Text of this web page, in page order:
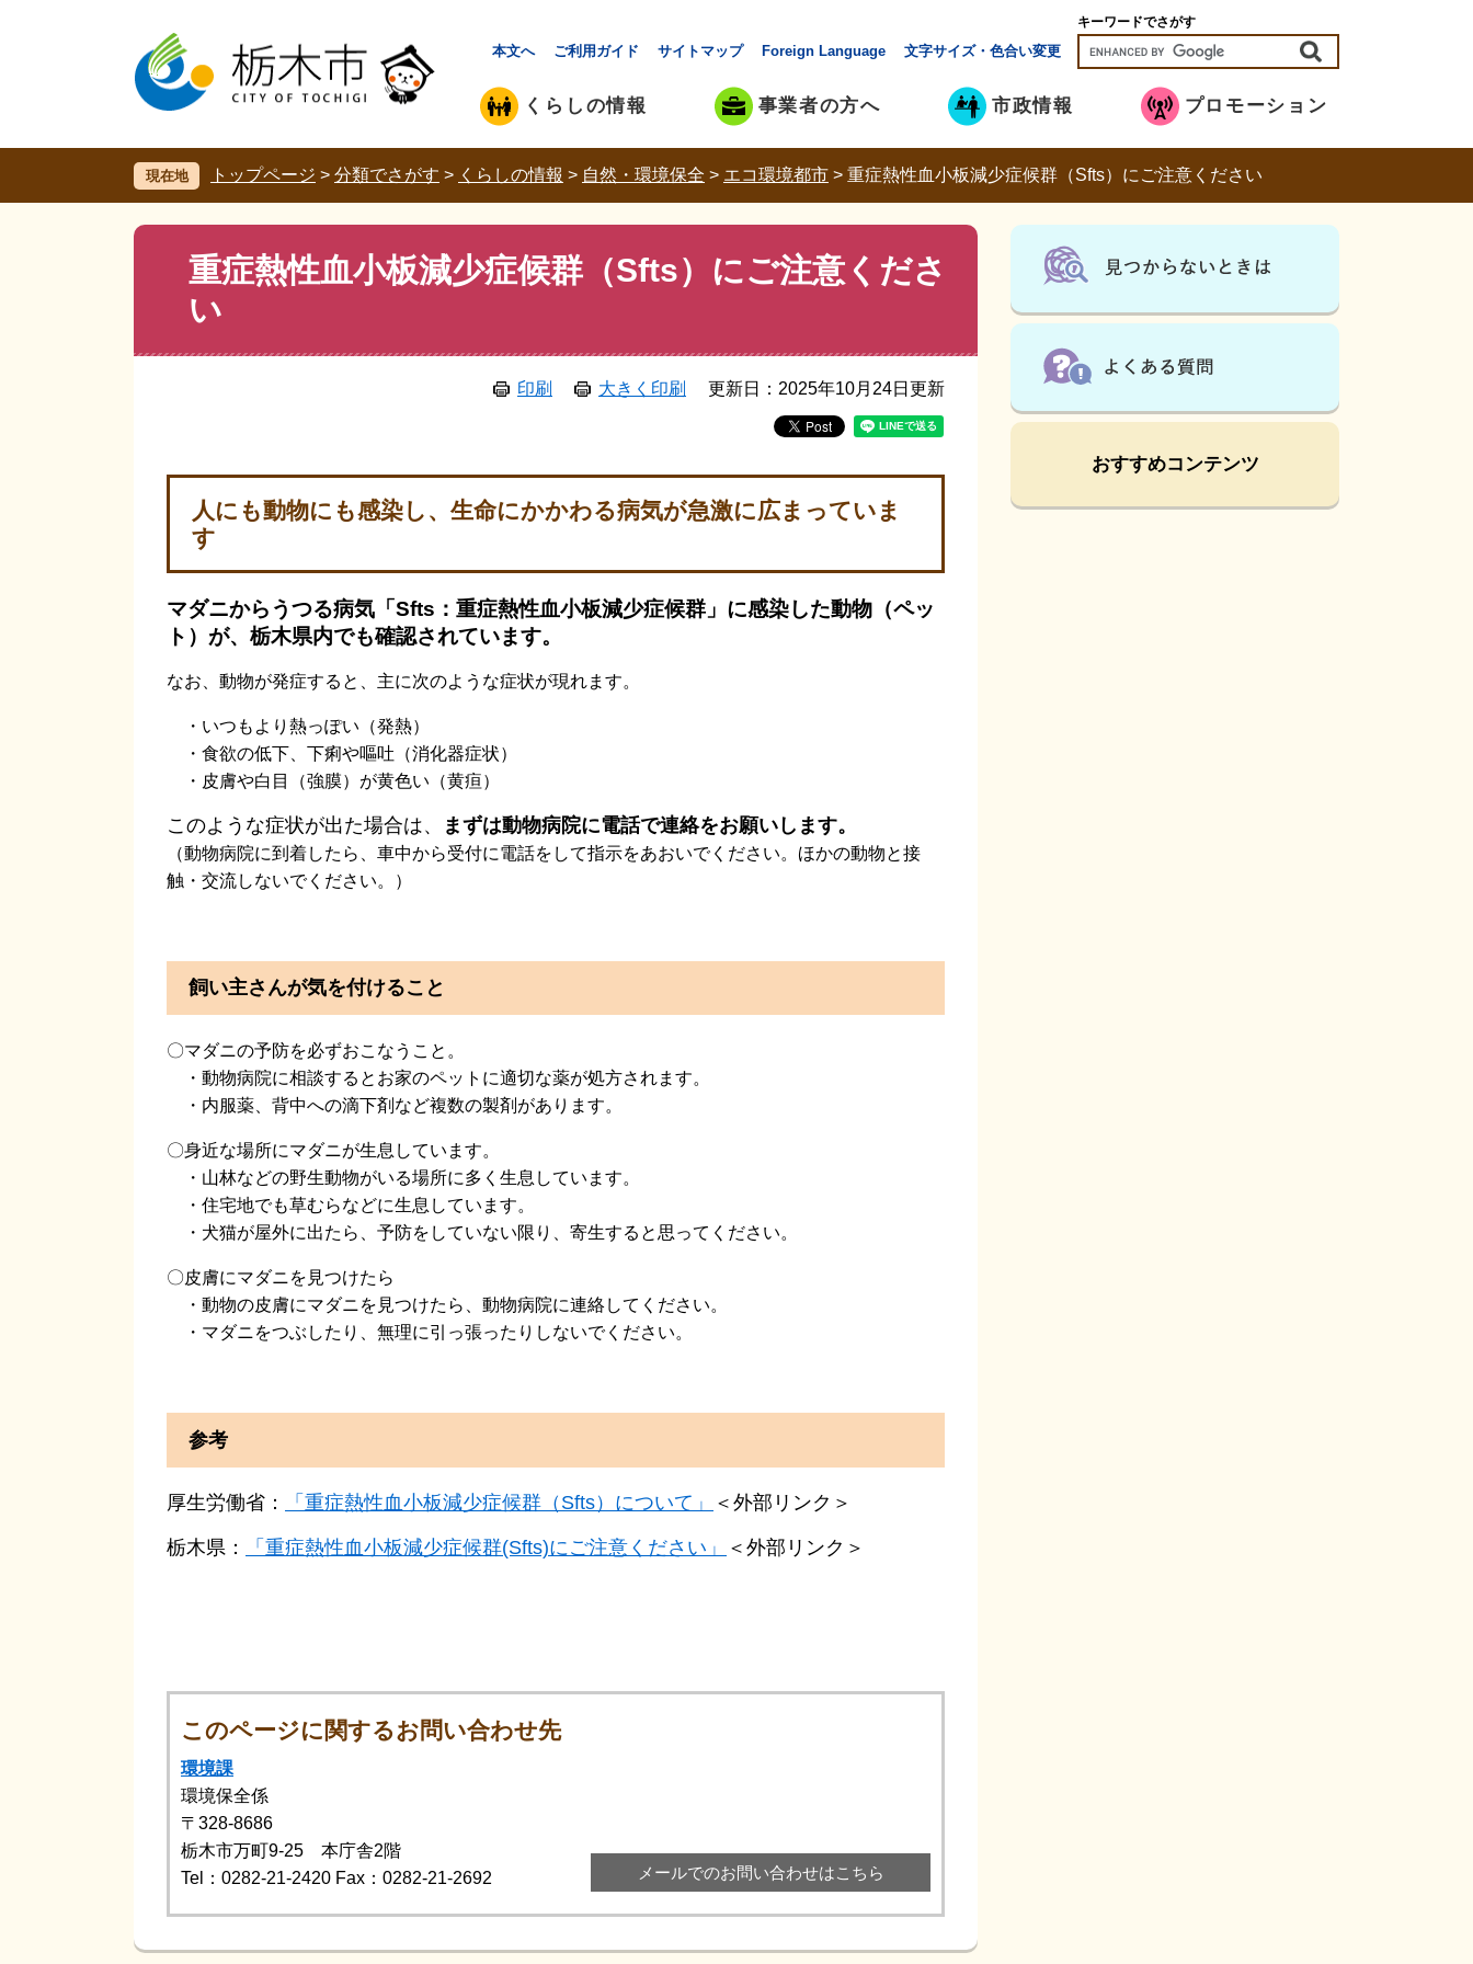
で
ば
本文へ ご利用ガイド サイトマップ Foreign Language 文字サイズ・色合い変更
キーワードでさがす
くらしの情報 事業者の方へ 市政情報 プロモーション
現在地 トップページ > 分類でさがす > くらしの情報 > 自然・環境保全 > エコ環境都市 > 重症熱性血小板減少症候群（Sfts）にご注意ください
重症熱性血小板減少症候群（Sfts）にご注意くださ
い
印刷 大きく印刷 更新日：2025年10月24日更新
人にも動物にも感染し、生命にかかわる病気が急激に広まっていま
す
マダニからうつる病気「Sfts：重症熱性血小板減少症候群」に感染した動物（ペッ
ト）が、栃木県内でも確認されています。
なお、動物が発症すると、主に次のような症状が現れます。
・いつもより熱っぽい（発熱）
・食欲の低下、下痢や嘔吐（消化器症状）
・皮膚や白目（強膜）が黄色い（黄疸）
このような症状が出た場合は、 まずは動物病院に電話で連絡をお願いします。
（動物病院に到着したら、車中から受付に電話をして指示をあおいでください。ほかの動物と接
触・交流しないでください。）
飼い主さんが気を付けること
〇マダニの予防を必ずおこなうこと。
・動物病院に相談するとお家のペットに適切な薬が処方されます。
・内服薬、背中への滴下剤など複数の製剤があります。
〇身近な場所にマダニが生息しています。
・山林などの野生動物がいる場所に多く生息しています。
・住宅地でも草むらなどに生息しています。
・犬猫が屋外に出たら、予防をしていない限り、寄生すると思ってください。
〇皮膚にマダニを見つけたら
・動物の皮膚にマダニを見つけたら、動物病院に連絡してください。
・マダニをつぶしたり、無理に引っ張ったりしないでください。
参考
厚生労働省： 「重症熱性血小板減少症候群（Sfts）について」 ＜外部リンク＞
栃木県： 「重症熱性血小板減少症候群(Sfts)にご注意ください」 ＜外部リンク＞
このページに関するお問い合わせ先
環境課
環境保全係
〒328-8686
栃木市万町9-25 本庁舎2階
Tel：0282-21-2420 Fax：0282-21-2692 メールでのお問い合わせはこちら
おすすめコンテンツ